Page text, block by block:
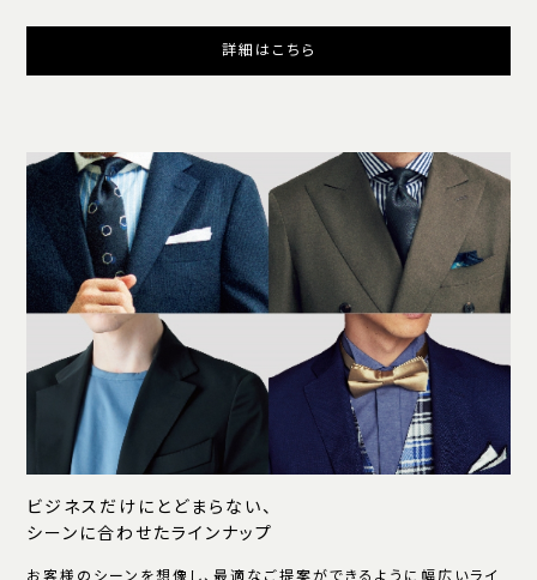
詳細はこちら
ビジネスだけにとどまらない、
シーンに合わせたラインナップ
お客様のシーンを想像し、最適なご提案ができるように幅広いライ